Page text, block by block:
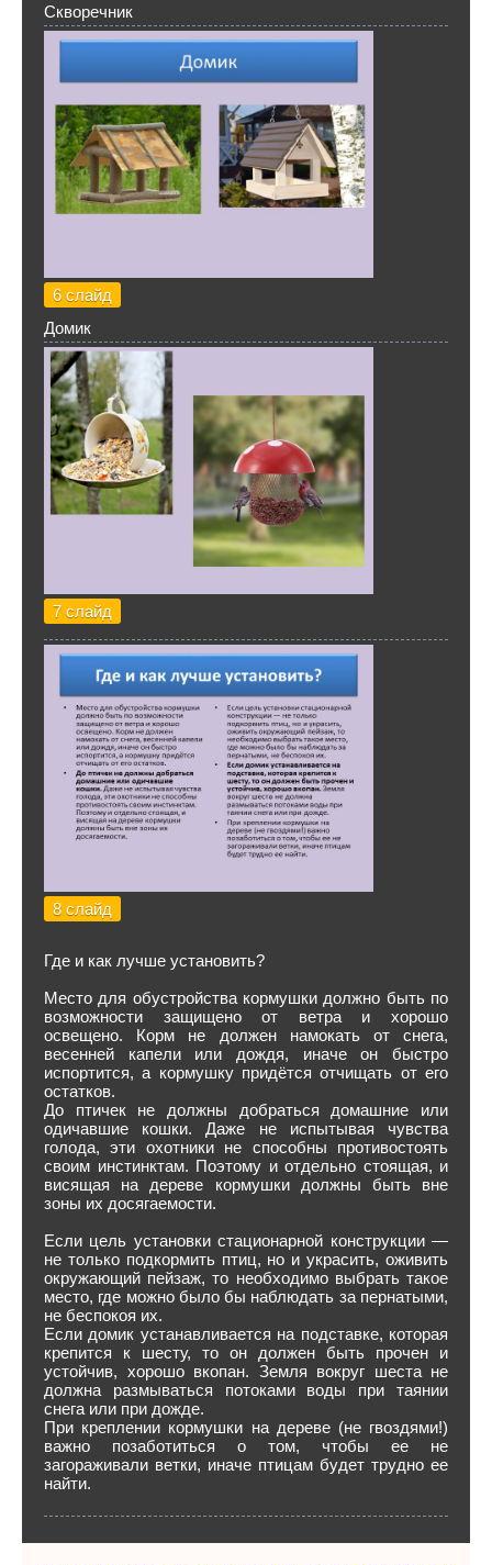
Скворечник
6 слайд
Домик
7 слайд
8 слайд
Где и как лучше установить?
Место для обустройства кормушки должно быть по
возможности защищено от ветра и хорошо
освещено. Корм не должен намокать от снега,
весенней капели или дождя, иначе он быстро
испортится, а кормушку придётся отчищать от его
остатков.
До птичек не должны добраться домашние или
одичавшие кошки. Даже не испытывая чувства
голода, эти охотники не способны противостоять
своим инстинктам. Поэтому и отдельно стоящая, и
висящая на дереве кормушки должны быть вне
зоны их досягаемости.
Если цель установки стационарной конструкции —
не только подкормить птиц, но и украсить, оживить
окружающий пейзаж, то необходимо выбрать такое
место, где можно было бы наблюдать за пернатыми,
не беспокоя их.
Если домик устанавливается на подставке, которая
крепится к шесту, то он должен быть прочен и
устойчив, хорошо вкопан. Земля вокруг шеста не
должна размываться потоками воды при таянии
снега или при дожде.
При креплении кормушки на дереве (не гвоздями!)
важно позаботиться о том, чтобы ее не
загораживали ветки, иначе птицам будет трудно ее
найти.